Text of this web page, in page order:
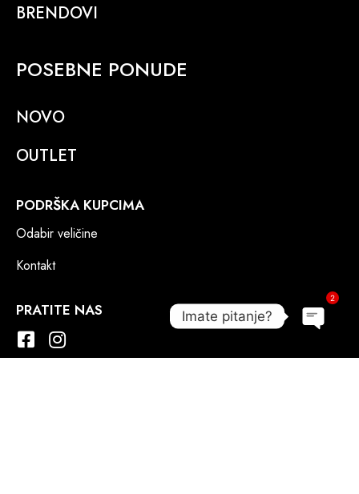
BRENDOVI
POSEBNE PONUDE
NOVO
OUTLET
PODRŠKA KUPCIMA
Odabir veličine
Kontakt
PRATITE NAS
Imate pitanje?
2